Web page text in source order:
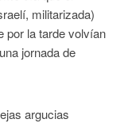
militarizada)
por la tarde volvían
jornada de
argucias